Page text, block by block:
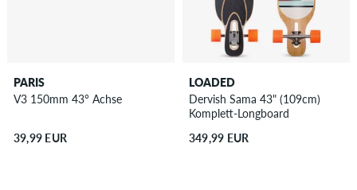
PARIS
V3 150mm 43° Achse
39,99 EUR
LOADED
Dervish Sama 43" (109cm)
Komplett-Longboard
349,99 EUR